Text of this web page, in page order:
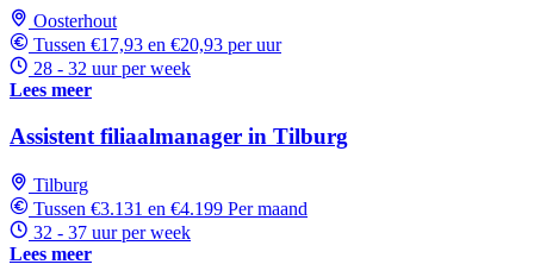
Oosterhout
Tussen €17,93 en €20,93 per uur
28 - 32 uur per week
Lees meer
Assistent filiaalmanager in Tilburg
Tilburg
Tussen €3.131 en €4.199 Per maand
32 - 37 uur per week
Lees meer